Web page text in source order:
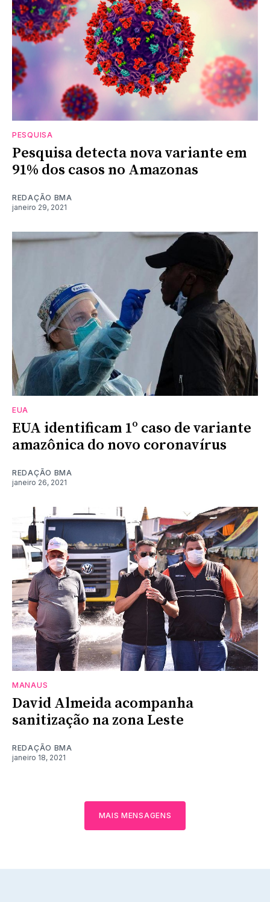
PESQUISA
Pesquisa detecta nova variante em
91% dos casos no Amazonas
REDAÇÃO BMA
janeiro 29, 2021
EUA
EUA identificam 1º caso de variante
amazônica do novo coronavírus
REDAÇÃO BMA
janeiro 26, 2021
MANAUS
David Almeida acompanha
sanitização na zona Leste
REDAÇÃO BMA
janeiro 18, 2021
MAIS MENSAGENS